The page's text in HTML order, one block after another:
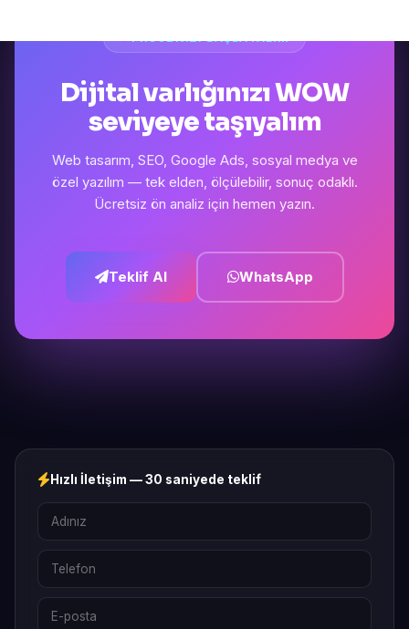
Dijital varlığınızı WOW
seviyeye taşıyalım
Web tasarım, SEO, Google Ads, sosyal medya ve
özel yazılım — tek elden, ölçülebilir, sonuç odaklı.
Ücretsiz ön analiz için hemen yazın.
Teklif Al WhatsApp
Hızlı İletişim — 30 saniyede teklif